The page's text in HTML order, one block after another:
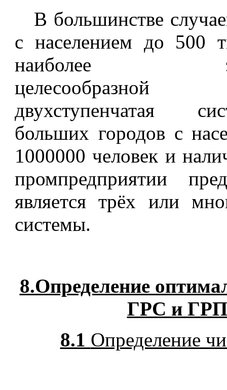
В большинстве
с населением до 500
наиболее
целесообразной
двухступенчатая
больших городов с
1000000 человек и
промпредприятии
является трёх или
системы.
8.Определение
ГРС и
8.1 Определение